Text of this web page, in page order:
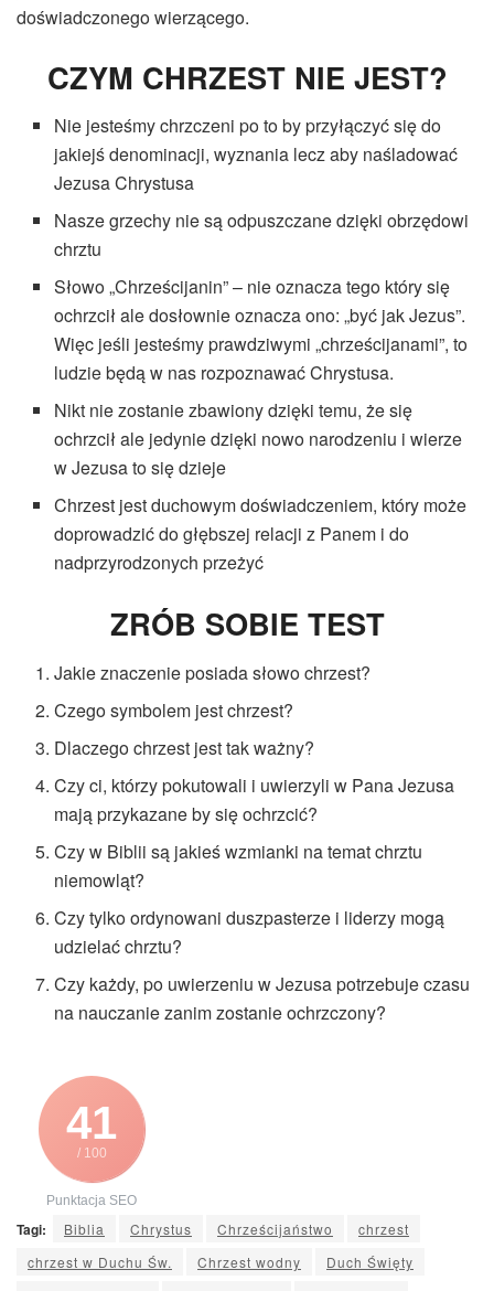
doświadczonego wierzącego.
CZYM CHRZEST NIE JEST?
Nie jesteśmy chrzczeni po to by przyłączyć się do
jakiejś denominacji, wyznania lecz aby naśladować
Jezusa Chrystusa
Nasze grzechy nie są odpuszczane dzięki obrzędowi
chrztu
Słowo „Chrześcijanin” – nie oznacza tego który się
ochrzcił ale dosłownie oznacza ono: „być jak Jezus”.
Więc jeśli jesteśmy prawdziwymi „chrześcijanami”, to
ludzie będą w nas rozpoznawać Chrystusa.
Nikt nie zostanie zbawiony dzięki temu, że się
ochrzcił ale jedynie dzięki nowo narodzeniu i wierze
w Jezusa to się dzieje
Chrzest jest duchowym doświadczeniem, który może
doprowadzić do głębszej relacji z Panem i do
nadprzyrodzonych przeżyć
ZRÓB SOBIE TEST
Jakie znaczenie posiada słowo chrzest?
Czego symbolem jest chrzest?
Dlaczego chrzest jest tak ważny?
Czy ci, którzy pokutowali i uwierzyli w Pana Jezusa
mają przykazane by się ochrzcić?
Czy w Biblii są jakieś wzmianki na temat chrztu
niemowląt?
Czy tylko ordynowani duszpasterze i liderzy mogą
udzielać chrztu?
Czy każdy, po uwierzeniu w Jezusa potrzebuje czasu
na nauczanie zanim zostanie ochrzczony?
41
/ 100
Punktacja SEO
Tagi: Biblia Chrystus Chrześcijaństwo
chrzest
chrzest w Duchu Św.
Chrzest wodny
Duch Święty